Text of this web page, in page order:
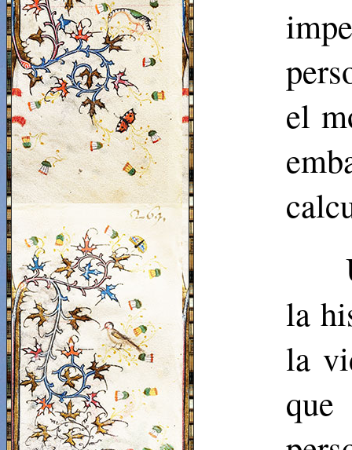
el
la
la